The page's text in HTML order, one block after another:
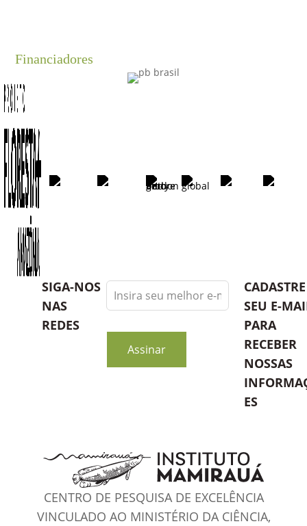
Financiadores
SIGA-NOS
NAS
REDES
Leave
this
blank
Assinar
CADASTRE
SEU E-
PARA
RECEBER
NOSSAS
ES
CENTRO DE PESQUISA DE EXCELÊNCIA
VINCULADO AO MINISTÉRIO DA CIÊNCIA,